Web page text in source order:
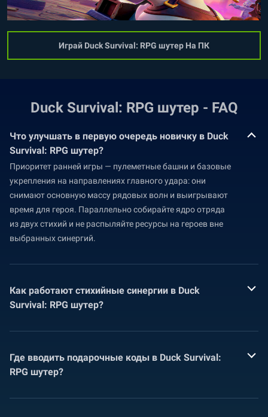
Играй Duck Survival: RPG шутер На ПК
Duck Survival: RPG шутер - FAQ
Что улучшать в первую очередь новичку в Duck
Survival: RPG шутер?
Приоритет ранней игры — пулеметные башни и базовые
укрепления на направлениях главного удара: они
снимают основную массу рядовых волн и выигрывают
время для героя. Параллельно собирайте ядро отряда
из двух стихий и не распыляйте ресурсы на героев вне
выбранных синергий.
Как работают стихийные синергии в Duck
Survival: RPG шутер?
Где вводить подарочные коды в Duck Survival:
RPG шутер?